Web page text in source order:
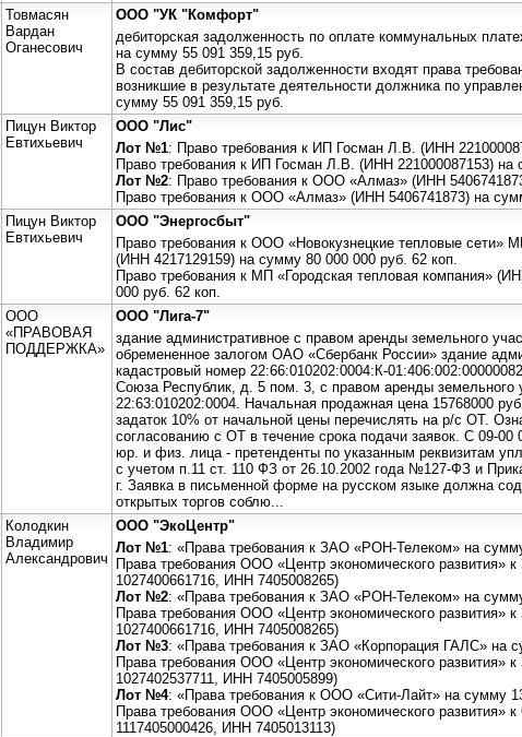
Товмасян
Вардан
Оганесович
ООО "УК "Комфорт"
дебиторская задолженность по оплате коммунальных
на сумму 55 091 359,15 руб.
В состав дебиторской задолженности входят права
возникшие в результате деятельности должника по
сумму 55 091 359,15 руб.
Пицун Виктор
Евтихьевич
ООО "Лис"
Лот №1: Право требования к ИП Госман Л.В. (ИНН
Право требования к ИП Госман Л.В. (ИНН 221000087153) на
Лот №2: Право требования к ООО «Алмаз» (ИНН
Право требования к ООО «Алмаз» (ИНН 5406741873) на
Пицун Виктор
Евтихьевич
ООО "Энергосбыт"
Право требования к ООО «Новокузнецкие тепловые сети»
(ИНН 4217129159) на сумму 80 000 000 руб. 62 коп.
Право требования к МП «Городская тепловая компания»
000 руб. 62 коп.
ООО
«ПРАВОВАЯ
ПОДДЕРЖКА»
ООО "Лига-7"
здание административное с правом аренды земельного
обремененное залогом ОАО «Сбербанк России» здание
кадастровый номер 22:66:010202:0004:К-
Союза Республик, д. 5 пом. 3, с правом аренды земельного
22:63:010202:0004. Начальная продажная цена 15768000
задаток 10% от начальной цены перечислять на р/с ОТ.
согласованию с ОТ в течение срока подачи заявок. С 09-00
юр. и физ. лица - претенденты по указанным реквизитам
с учетом п.11 ст. 110 ФЗ от 26.10.2002 года №127-ФЗ и
г. Заявка в письменной форме на русском языке должна
открытых торгов соблю...
Колодкин
Владимир
Александрович
ООО "ЭкоЦентр"
Лот №1: «Права требования к ЗАО «РОН-Телеком» на
Права требования ООО «Центр экономического
1027400661716, ИНН 7405008265)
Лот №2: «Права требования к ЗАО «РОН-Телеком» на
Права требования ООО «Центр экономического
1027400661716, ИНН 7405008265)
Лот №3: «Права требования к ЗАО «Корпорация ГАЛС» на
Права требования ООО «Центр экономического
1027402537711, ИНН 7405005899)
Лот №4: «Права требования к ООО «Сити-Лайт» на сумму
Права требования ООО «Центр экономического
1117405000426, ИНН 7405013113)